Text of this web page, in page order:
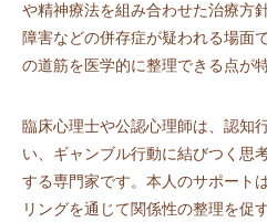
や精神療法を組み合わせた治療方
障害などの併存症が疑われる場面
の道筋を医学的に整理できる点が
臨床心理士や公認心理師は、認知
い、ギャンブル行動に結びつく思
する専門家です。本人のサポート
リングを通じて関係性の整理を促